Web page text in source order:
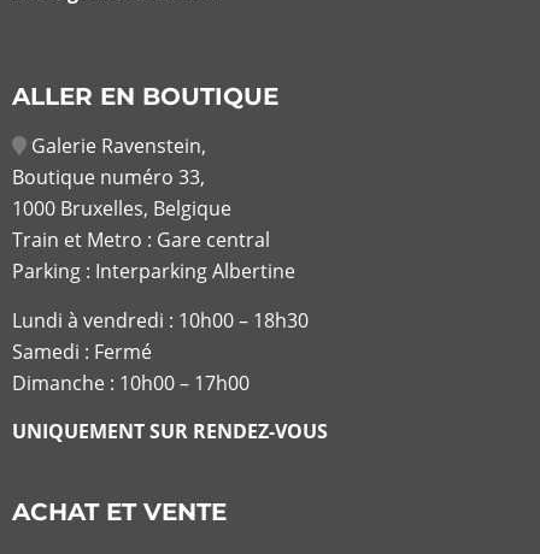
ALLER EN BOUTIQUE
Galerie Ravenstein,
Boutique numéro 33,
1000 Bruxelles, Belgique
Train et Metro : Gare central
Parking : Interparking Albertine
Lundi à vendredi : 10h00 – 18h30
Samedi : Fermé
Dimanche : 10h00 – 17h00
UNIQUEMENT SUR RENDEZ-VOUS
ACHAT ET VENTE